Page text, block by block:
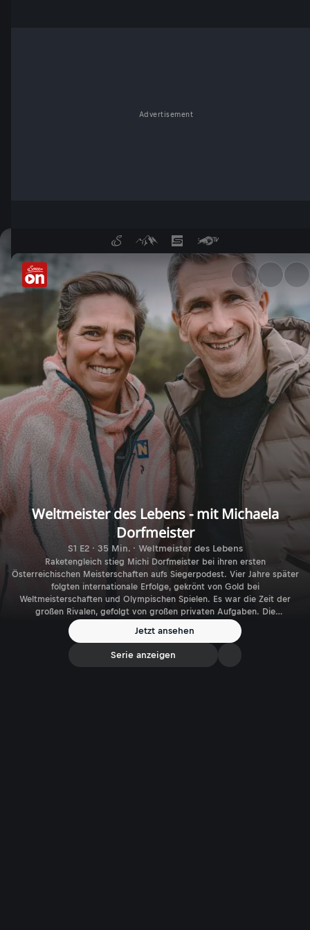
Advertisement
Weltmeister des Lebens:
Weltmeister des Lebens - mit Michaela
Dorfmeister
S1 E2 · 35 Min. · Weltmeister des Lebens
Raketengleich stieg Michi Dorfmeister bei ihren ersten
Österreichischen Meisterschaften aufs Siegerpodest. Vier Jahre später
folgten internationale Erfolge, gekrönt von Gold bei
Weltmeisterschaften und Olympischen Spielen. Es war die Zeit der
großen Rivalen, gefolgt von großen privaten Aufgaben. Die
alleinerziehende Mutter blickt gemeinsam mit ServusTV-Sportchef
Christian Nehiba auf ein Leben voller Höhepunkte und prägender
Wendepunkte zurück - auch als Mitglied des Präsidiums vom SK Rapid
Wien.
Jetzt ansehen
Serie anzeigen